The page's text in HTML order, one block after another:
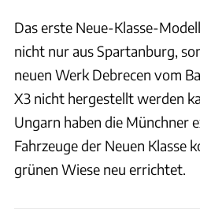
Das erste Neue-Klasse-
nicht nur aus Spartanburg,
neuen Werk Debrecen vom
X3 nicht hergestellt werden
Ungarn haben die Münchner
Fahrzeuge der Neuen Klasse
grünen Wiese neu errichtet.